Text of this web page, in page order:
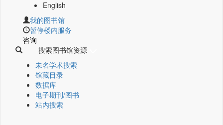
English
我的图书馆
暂停楼内服务
咨询
搜索图书馆资源
未名学术搜索
馆藏目录
数据库
电子期刊/图书
站内搜索